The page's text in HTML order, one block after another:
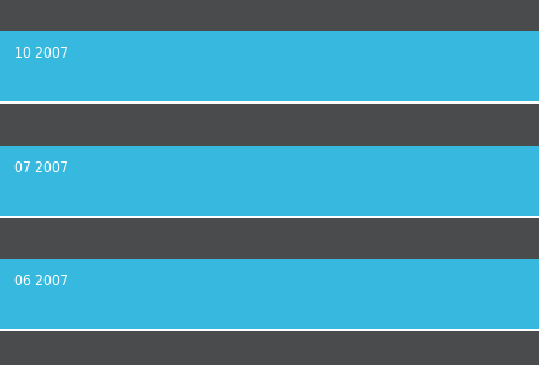
Failure to comply
10 2007
Nociones Comunes, parte
07 2007
06 2007